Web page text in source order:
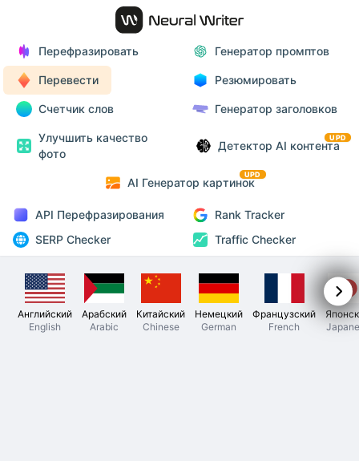
Перефразировать Генератор промптов
Перевести Резюмировать
Счетчик слов Генератор заголовков
Улучшить качество
фото
Детектор AI контента
UPD
AI Генератор картинок
UPD
API Перефразирования
Rank Tracker
SERP Checker
Traffic Checker
Английский
English
Арабский
Arabic
Китайский
Chinese
Немецкий
German
Французский
French